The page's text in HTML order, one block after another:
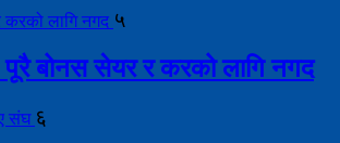
५
पूरै बोनस सेयर र करको लागि नगद
६